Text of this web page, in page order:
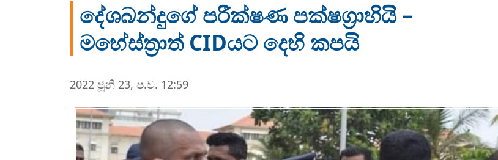
දේශබන්දුගේ පරීක්ෂණ පක්ෂග්‍රාහියි –
මහේස්ත්‍රාත් CIDයට දෙහි කපයි
2022 ජූනි 23, ප.ව. 12:59